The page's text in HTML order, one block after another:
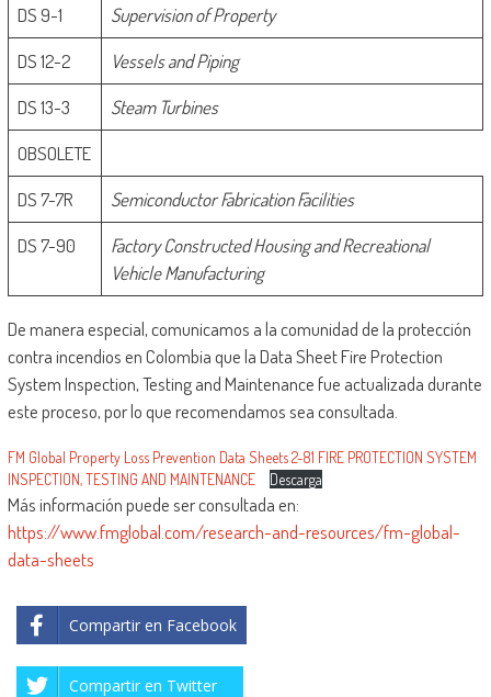
DS 9-1
Supervision of Property
DS 12-2
Vessels and Piping
DS 13-3
Steam Turbines
OBSOLETE
DS 7-7R
Semiconductor Fabrication Facilities
DS 7-90
Factory Constructed Housing and Recreational
Vehicle Manufacturing
De manera especial, comunicamos a la comunidad de la protección
contra incendios en Colombia que la Data Sheet Fire Protection
System Inspection, Testing and Maintenance fue actualizada durante
este proceso, por lo que recomendamos sea consultada.
FM Global Property Loss Prevention Data Sheets 2-81 FIRE PROTECTION SYSTEM
INSPECTION, TESTING AND MAINTENANCE
Descarga
Más información puede ser consultada en:
https://www.fmglobal.com/research-and-resources/fm-global-
data-sheets
Compartir en Facebook
Compartir en Twitter